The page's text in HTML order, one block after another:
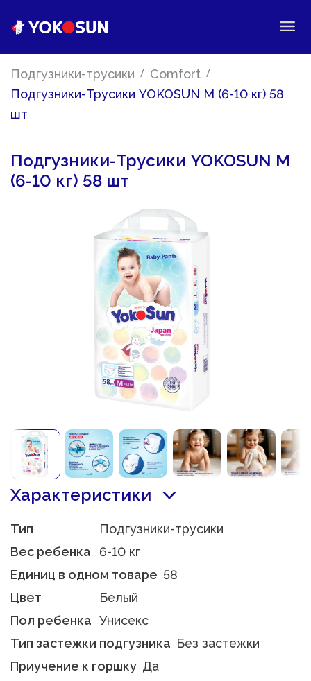
Подгузники-трусики / Comfort /
Подгузники-Трусики YOKOSUN M (6-10 кг) 58
шт
Подгузники-Трусики YOKOSUN M
(6-10 кг) 58 шт
Характеристики
Тип
Подгузники-трусики
Вес ребенка
6-10 кг
Единиц в одном товаре 58
Цвет
Белый
Пол ребенка Унисекс
Тип застежки подгузника Без застежки
Приучение к горшку Да